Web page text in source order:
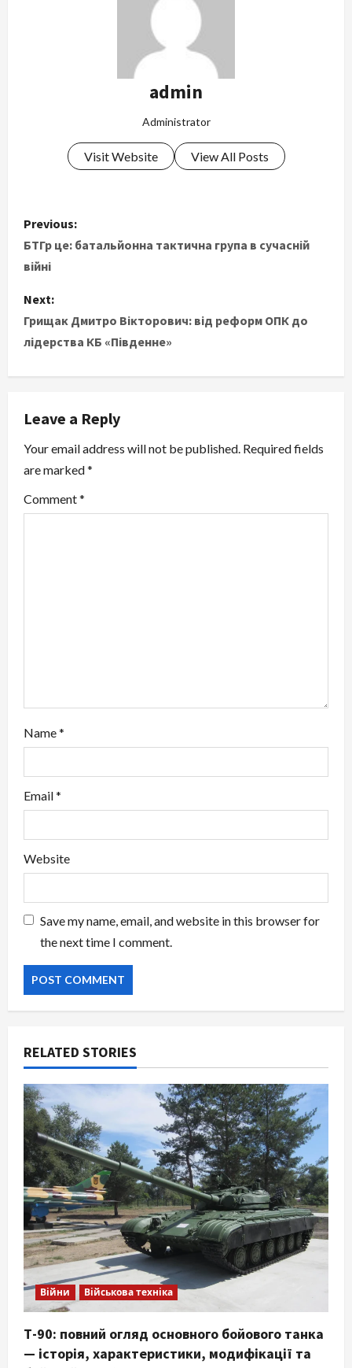
admin
Administrator
Visit Website View All Posts
P
o
t
n
a
v
i
g
a
Previous:
БТГр це: батальйонна тактична група в сучасній
війні
Next:
Грищак Дмитро Вікторович: від реформ ОПК до
лідерства КБ «Південне»
Leave a Reply
Your email address will not be published. Required fields
are marked*
Comment*
Name*
Email*
Website
Save my name, email, and website in this browser for
the next time I comment.
RELATED STORIES
Війни Військова техніка
Т-90: повний огляд основного бойового танка
— історія, характеристики, модифікації та